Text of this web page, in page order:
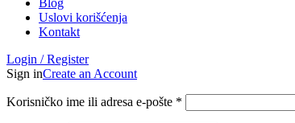
Uslovi korišćenja
Kontakt
Login / Register
Sign inCreate an Account
Korisničko ime ili adresa e-pošte *